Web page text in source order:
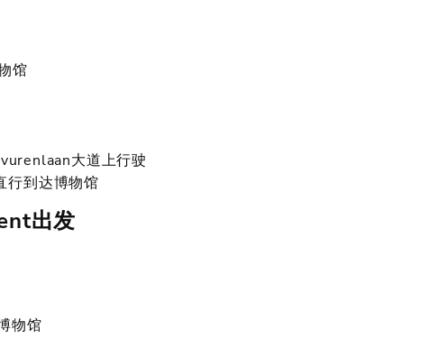
馆
大道上行驶
到达博物馆
出发
物馆